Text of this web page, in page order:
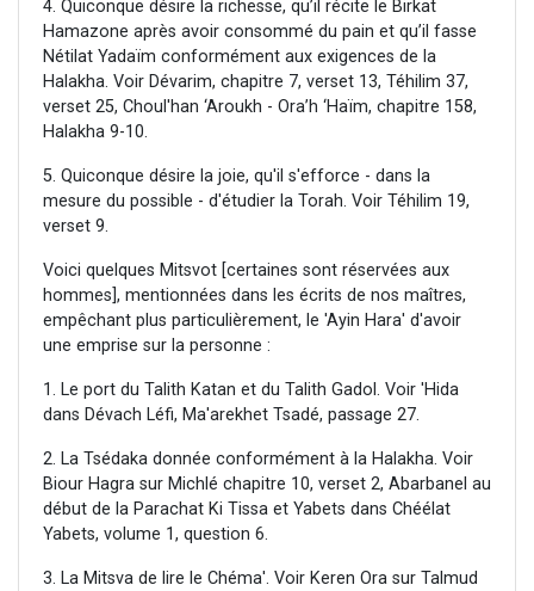
4. Quiconque désire la richesse, qu’il récite le Birkat
Hamazone après avoir consommé du pain et qu’il fasse
Nétilat Yadaïm conformément aux exigences de la
Halakha. Voir Dévarim, chapitre 7, verset 13, Téhilim 37,
verset 25, Choul'han ‘Aroukh - Ora’h ‘Haïm, chapitre 158,
Halakha 9-10.
5. Quiconque désire la joie, qu'il s'efforce - dans la
mesure du possible - d'étudier la Torah. Voir Téhilim 19,
verset 9.
Voici quelques Mitsvot [certaines sont réservées aux
hommes], mentionnées dans les écrits de nos maîtres,
empêchant plus particulièrement, le 'Ayin Hara' d'avoir
une emprise sur la personne :
1. Le port du Talith Katan et du Talith Gadol. Voir 'Hida
dans Dévach Léfi, Ma'arekhet Tsadé, passage 27.
2. La Tsédaka donnée conformément à la Halakha. Voir
Biour Hagra sur Michlé chapitre 10, verset 2, Abarbanel au
début de la Parachat Ki Tissa et Yabets dans Chéélat
Yabets, volume 1, question 6.
3. La Mitsva de lire le Chéma'. Voir Keren Ora sur Talmud